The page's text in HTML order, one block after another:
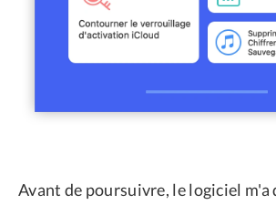
Avant de poursuivre, le logiciel m'a